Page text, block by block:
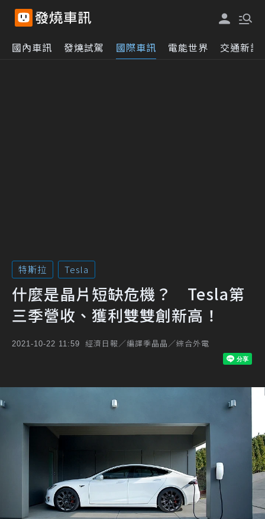
國內車訊 發燒試駕 國際車訊 電能世界 交通新訊
特斯拉 Tesla
什麼是晶片短缺危機？ Tesla第
三季營收、獲利雙雙創新高！
2021-10-22 11:59 經濟日報／編譯季晶晶／綜合外電